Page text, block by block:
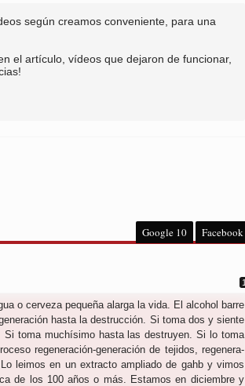
según creamos conveniente, para una
el artículo, vídeos que dejaron de funcionar,
Google 10 Facebook
o cerveza pequeña alarga la vida. El alcohol barre
hasta la destrucción. Si toma dos y siente
Si toma muchísimo hasta las destruyen. Si lo toma
regeneración-generación de tejidos, regenera-
leimos en un extracto ampliado de gahb y vimos
de los 100 años o más. Estamos en diciembre y